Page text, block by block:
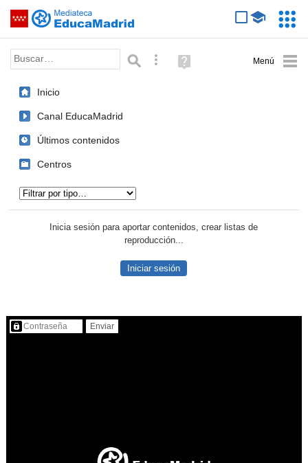
Saltar navegación
Palabra o frase: Búsqueda avanzada
Ayuda
(en
Inicio
Canal EducaMadrid
Últimos contenidos
Centros
Inicia sesión para aportar contenidos, crear listas de
reproducción...
Iniciar sesión
Contenido protegido…